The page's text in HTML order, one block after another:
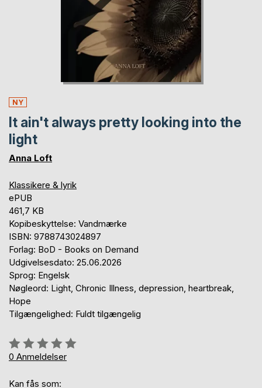
NY
It ain't always pretty looking into the
light
Anna Loft
Klassikere & lyrik
ePUB
461,7 KB
Kopibeskyttelse: Vandmærke
ISBN: 9788743024897
Forlag: BoD - Books on Demand
Udgivelsesdato: 25.06.2026
Sprog: Engelsk
Nøgleord: Light, Chronic Illness, depression, heartbreak,
Hope
Tilgængelighed: Fuldt tilgængelig
Anmeldelse::
0%
0 Anmeldelser
Kan fås som: